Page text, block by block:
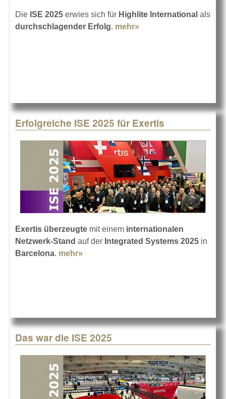
Die ISE 2025 erwies sich für Highlite International als
durchschlagender Erfolg. mehr»
Erfolgreiche ISE 2025 für Exertis
Exertis überzeugte mit einem internationalen
Netzwerk-Stand auf der Integrated Systems 2025 in
Barcelona. mehr»
Das war die ISE 2025